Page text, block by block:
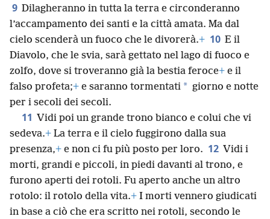
9 Dilagheranno in tutta la terra e circonderanno
l’accampamento dei santi e la città amata. Ma dal
cielo scenderà un fuoco che le divorerà.+ 10 E il
Diavolo, che le svia, sarà gettato nel lago di fuoco e
zolfo, dove si troveranno già la bestia feroce+ e il
falso profeta;+ e saranno tormentati * giorno e notte
per i secoli dei secoli.
11 Vidi poi un grande trono bianco e colui che vi
sedeva.+ La terra e il cielo fuggirono dalla sua
presenza,+ e non ci fu più posto per loro. 12 Vidi i
morti, grandi e piccoli, in piedi davanti al trono, e
furono aperti dei rotoli. Fu aperto anche un altro
rotolo: il rotolo della vita.+ I morti vennero giudicati
in base a ciò che era scritto nei rotoli, secondo le